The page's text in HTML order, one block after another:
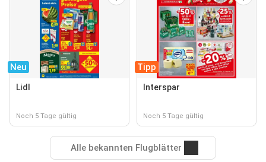
Neu
Lidl
Noch 5 Tage gültig
Tipp
Interspar
Noch 5 Tage gültig
Alle bekannten Flugblätter